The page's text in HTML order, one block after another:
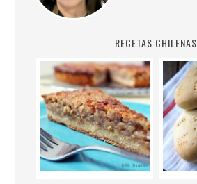
RECETAS CHILENAS